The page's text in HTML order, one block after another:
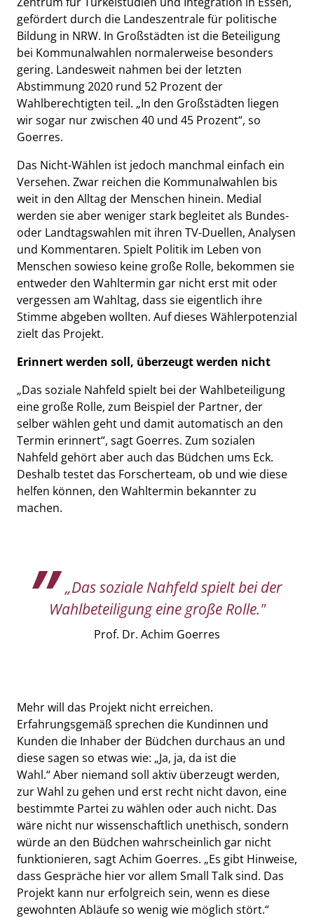
gefördert durch die Landeszentrale für politische
Bildung in NRW. In Großstädten ist die Beteiligung
bei Kommunalwahlen normalerweise besonders
gering. Landesweit nahmen bei der letzten
Abstimmung 2020 rund 52 Prozent der
Wahlberechtigten teil. „In den Großstädten liegen
wir sogar nur zwischen 40 und 45 Prozent“, so
Goerres.
Das Nicht-Wählen ist jedoch manchmal einfach ein
Versehen. Zwar reichen die Kommunalwahlen bis
weit in den Alltag der Menschen hinein. Medial
werden sie aber weniger stark begleitet als Bundes-
oder Landtagswahlen mit ihren TV-Duellen, Analysen
und Kommentaren. Spielt Politik im Leben von
Menschen sowieso keine große Rolle, bekommen sie
entweder den Wahltermin gar nicht erst mit oder
vergessen am Wahltag, dass sie eigentlich ihre
Stimme abgeben wollten. Auf dieses Wählerpotenzial
zielt das Projekt.
Erinnert werden soll, überzeugt werden nicht
„Das soziale Nahfeld spielt bei der Wahlbeteiligung
eine große Rolle, zum Beispiel der Partner, der
selber wählen geht und damit automatisch an den
Termin erinnert“, sagt Goerres. Zum sozialen
Nahfeld gehört aber auch das Büdchen ums Eck.
Deshalb testet das Forscherteam, ob und wie diese
helfen können, den Wahltermin bekannter zu
machen.
„Das soziale Nahfeld spielt bei der
Wahlbeteiligung eine große Rolle."
Prof. Dr. Achim Goerres
Mehr will das Projekt nicht erreichen.
Erfahrungsgemäß sprechen die Kundinnen und
Kunden die Inhaber der Büdchen durchaus an und
diese sagen so etwas wie: „Ja, ja, da ist die
Wahl.“ Aber niemand soll aktiv überzeugt werden,
zur Wahl zu gehen und erst recht nicht davon, eine
bestimmte Partei zu wählen oder auch nicht. Das
wäre nicht nur wissenschaftlich unethisch, sondern
würde an den Büdchen wahrscheinlich gar nicht
funktionieren, sagt Achim Goerres. „Es gibt Hinweise,
dass Gespräche hier vor allem Small Talk sind. Das
Projekt kann nur erfolgreich sein, wenn es diese
gewohnten Abläufe so wenig wie möglich stört.“